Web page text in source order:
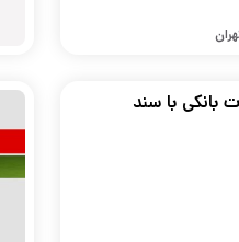
بانکی با سند